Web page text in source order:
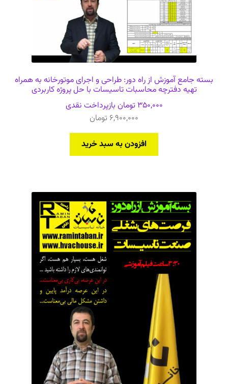
بسته جامع آموزش از راه دور: طراحی و اجرای موتورخانه به همراه
تهیه دفترچه محاسبات تاسیسات با حل پروژه کاربردی
350,000 تومان بازپرداخت نقدی
6,900,000 تومان
افزودن به سبد خرید